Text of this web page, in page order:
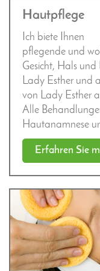
Hautpflege
Ich biete Ihnen
pflegende und
Gesicht, Hals und
Lady Esther und
von Lady Esther
Alle
Hautanamnese
Erfahren Sie